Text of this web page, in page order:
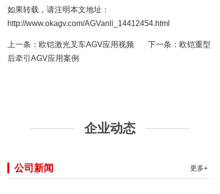
如果转载，请注明本文地址：
http://www.okagv.com/AGVanli_14412454.html
上一条： 欧铠激光叉车AGV应用视频 下一条： 欧铠重型
后牵引AGV应用案例
企业动态
更多+
公司新闻